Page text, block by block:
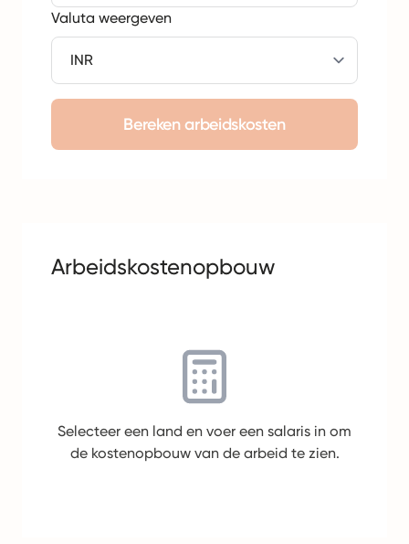
Valuta weergeven
Bereken arbeidskosten
Arbeidskostenopbouw
Selecteer een land en voer een salaris in om
de kostenopbouw van de arbeid te zien.